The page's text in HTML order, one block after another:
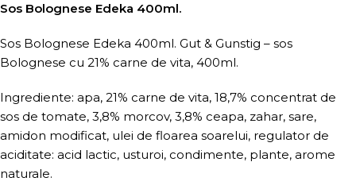
Sos Bolognese Edeka 400ml.
Sos Bolognese Edeka 400ml. Gut & Gunstig – sos
Bolognese cu 21% carne de vita, 400ml.
Ingrediente: apa, 21% carne de vita, 18,7% concentrat de
sos de tomate, 3,8% morcov, 3,8% ceapa, zahar, sare,
amidon modificat, ulei de floarea soarelui, regulator de
aciditate: acid lactic, usturoi, condimente, plante, arome
naturale.